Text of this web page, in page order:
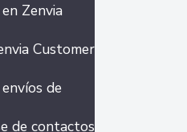
Zenvia
Customer
de
de contactos